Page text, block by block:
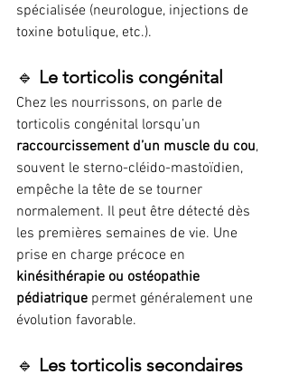
spécialisée (neurologue, injections de
toxine botulique, etc.).
🔹 Le torticolis congénital
Chez les nourrissons, on parle de
torticolis congénital lorsqu’un
raccourcissement d’un muscle du cou,
souvent le sterno-cléido-mastoïdien,
empêche la tête de se tourner
normalement. Il peut être détecté dès
les premières semaines de vie. Une
prise en charge précoce en
kinésithérapie ou ostéopathie
pédiatrique permet généralement une
évolution favorable.
🔹 Les torticolis secondaires